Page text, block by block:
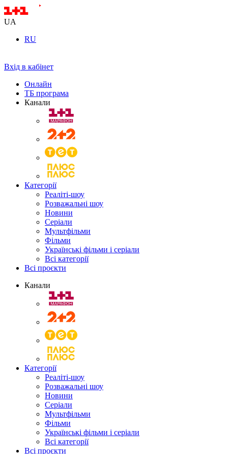
UA
RU
Вхід в кабінет
Онлайн
ТБ програма
Канали
Категорії
Реаліті-шоу
Розважальні шоу
Новини
Серіали
Мультфільми
Фільми
Українські фільми і серіали
Всі категорії
Всі проєкти
Канали
Категорії
Реаліті-шоу
Розважальні шоу
Новини
Серіали
Мультфільми
Фільми
Українські фільми і серіали
Всі категорії
Всі проєкти